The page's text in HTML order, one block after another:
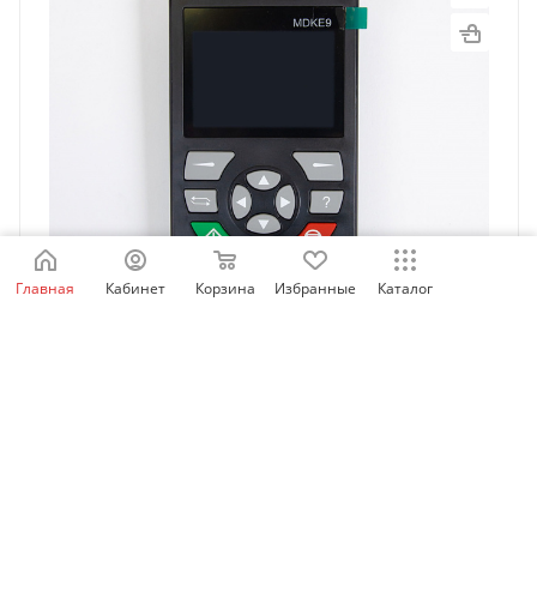
Главная Кабинет Корзина Избранные Каталог